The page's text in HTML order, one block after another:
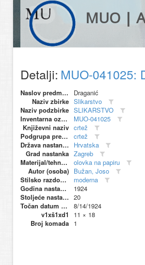
MUO |
Detalji: MUO-041025:
Naslov predmeta
Draganić
Naziv zbirke Slikarstvo
Naziv podzbirke SLIKARSTVO
Inventarna oznaka
MUO-041025
Književni naziv crtež
Podgrupa predmeta
crtež
Država nastanka
Hrvatska
Grad nastanka Zagreb
Materijal/tehnika
olovka na papiru
Autor (osoba) Bužan, Joso
Stilsko razdoblje
moderna
Godina nastanka
1924
Stoljeće nastanka 20
Točan datum nastanka
8/14/1924
v1xš1xd1
11 × 18
Broj komada 1